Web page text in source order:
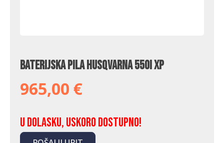
Baterijska pila Husqvarna 550i XP
965,00 €
U dolasku, uskoro dostupno!